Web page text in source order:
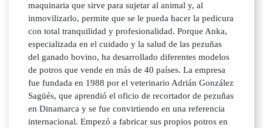
maquinaria que sirve para sujetar al animal y, al
inmovilizarlo, permite que se le pueda hacer la pedicura
con total tranquilidad y profesionalidad. Porque Anka,
especializada en el cuidado y la salud de las pezuñas
del ganado bovino, ha desarrollado diferentes modelos
de potros que vende en más de 40 países. La empresa
fue fundada en 1988 por el veterinario Adrián González
Sagüés, que aprendió el oficio de recortador de pezuñas
en Dinamarca y se fue convirtiendo en una referencia
internacional. Empezó a fabricar sus propios potros en